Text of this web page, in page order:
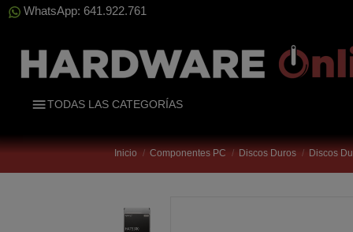
WhatsApp: 641.922.761
TODAS LAS CATEGORÍAS
Inicio Componentes PC Discos Duros Discos